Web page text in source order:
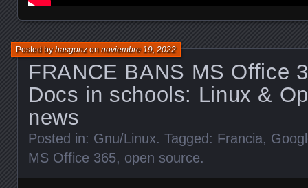
FRANCE BANS MS Office
Docs in schools: Linux &
news
Posted byhasgonzonnoviembre 19, 2022
Posted in: Gnu/Linux. Tagged: Francia,
MS Office 365, open source.